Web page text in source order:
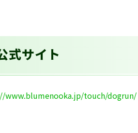
式サイト
www.blumenooka.jp/touch/dogrun/